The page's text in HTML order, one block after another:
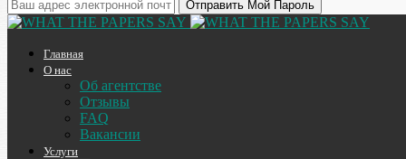
Главная
О нас
Об агентстве
Отзывы
FAQ
Вакансии
Услуги